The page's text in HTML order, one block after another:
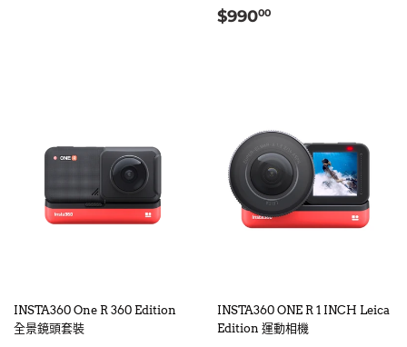
定
$99000
INSTA360 One R 360 Edition
全景鏡頭套裝
INSTA360 ONE R 1 INCH Leica
Edition 運動相機